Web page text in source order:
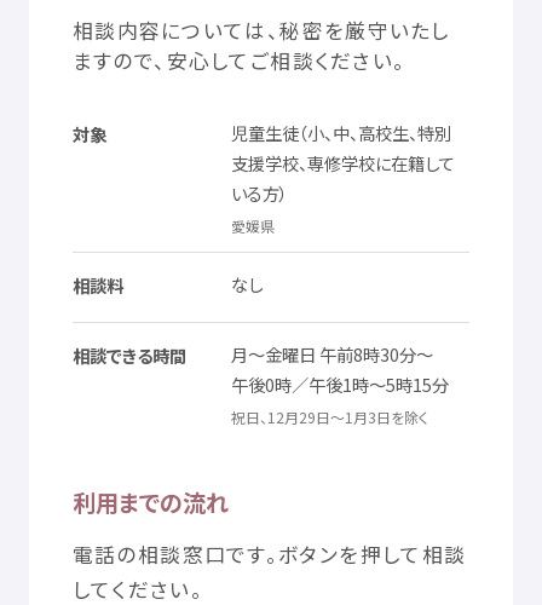
プライバシーポリシー 認定サービスとは
Mexへのお わせ
相談内容については、秘密を厳守いたし
ますので、 安心してご相談ください。
対象 児童生徒（小、中、高校生、特別
支援学校、専修学校に在籍して
いる方）
愛媛県
相談料 なし
相談できる時間 月～金曜日 午前8時30分～
午後0時／午後1時～5時15分
祝日、12月29日～1 月3日を除く
利用までの流れ
電話の相談窓口です。ボタンを押 して 相談
してください。